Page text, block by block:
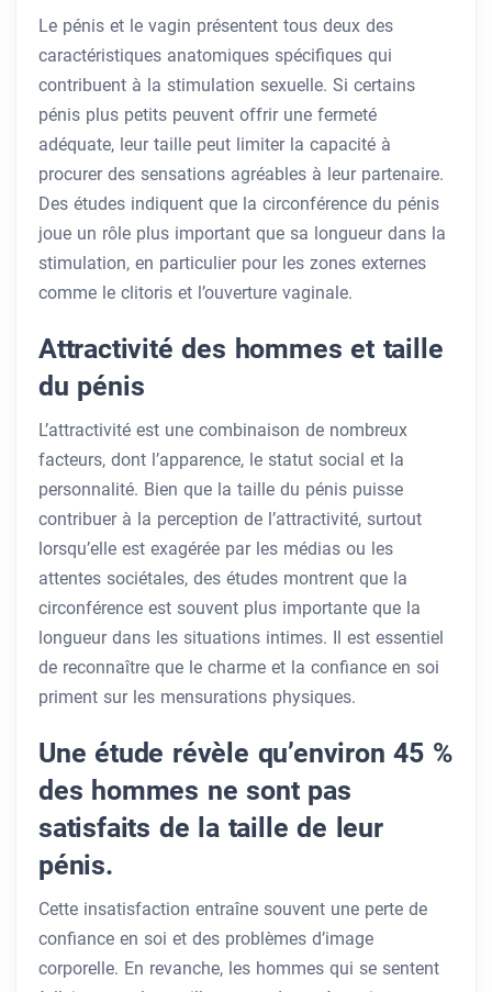
Le pénis et le vagin présentent tous deux des
caractéristiques anatomiques spécifiques qui
contribuent à la stimulation sexuelle. Si certains
pénis plus petits peuvent offrir une fermeté
adéquate, leur taille peut limiter la capacité à
procurer des sensations agréables à leur partenaire.
Des études indiquent que la circonférence du pénis
joue un rôle plus important que sa longueur dans la
stimulation, en particulier pour les zones externes
comme le clitoris et l’ouverture vaginale.
Attractivité des hommes et taille
du pénis
L’attractivité est une combinaison de nombreux
facteurs, dont l’apparence, le statut social et la
personnalité. Bien que la taille du pénis puisse
contribuer à la perception de l’attractivité, surtout
lorsqu’elle est exagérée par les médias ou les
attentes sociétales, des études montrent que la
circonférence est souvent plus importante que la
longueur dans les situations intimes. Il est essentiel
de reconnaître que le charme et la confiance en soi
priment sur les mensurations physiques.
Une étude révèle qu’environ 45 %
des hommes ne sont pas
satisfaits de la taille de leur
pénis.
Cette insatisfaction entraîne souvent une perte de
confiance en soi et des problèmes d’image
corporelle. En revanche, les hommes qui se sentent